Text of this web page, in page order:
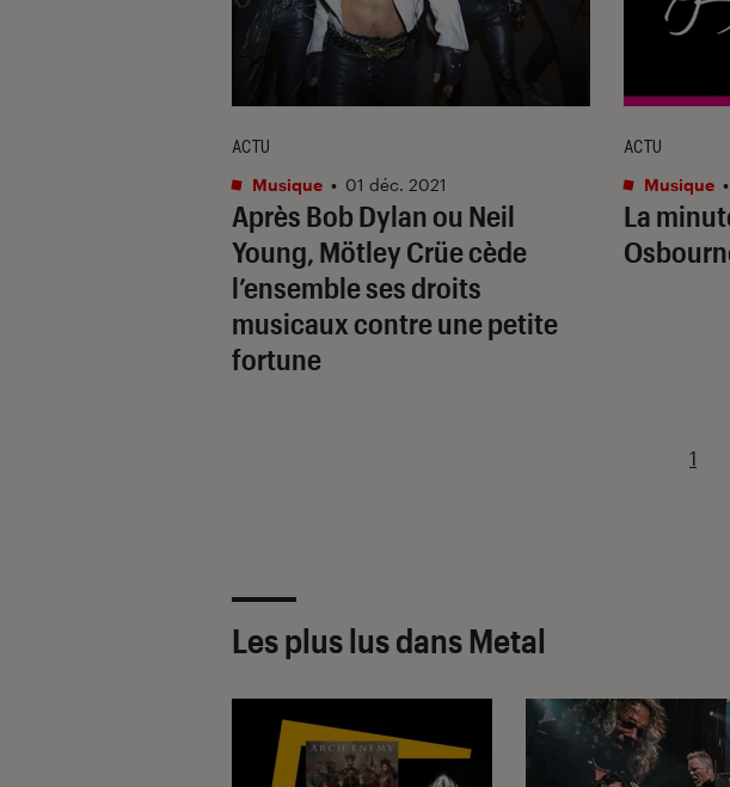
Après Bob Dylan ou Neil
Young, Mötley Crüe cède
l’ensemble ses droits
musicaux contre une petite
fortune
ACTU
Musique • 01 déc. 2021
La
ACTU
Musique •
1
Les plus lus dans Metal